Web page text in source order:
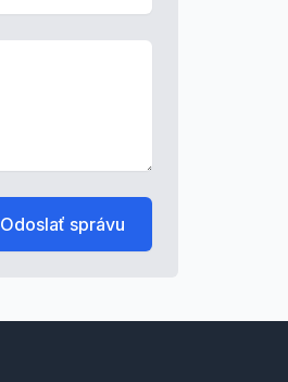
Odoslať správu